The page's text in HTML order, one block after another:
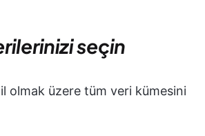
seçin
olmak üzere tüm veri kümesini